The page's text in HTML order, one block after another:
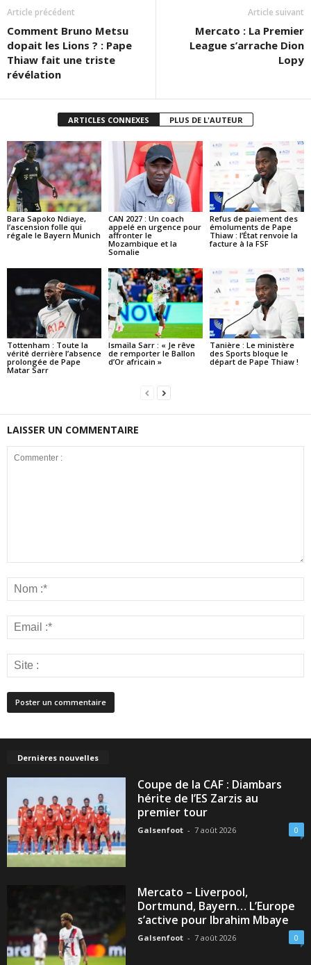
Article précédent
Comment Bruno Metsu
dopait les Lions ? : Pape
Thiaw fait une triste
révélation
Article suivant
Mercato : La Premier
League s’arrache Dion
Lopy
ARTICLES CONNEXES PLUS DE L'AUTEUR
Bara Sapoko Ndiaye,
l’ascension folle qui
régale le Bayern Munich
CAN 2027 : Un coach
appelé en urgence pour
affronter le
Mozambique et la
Somalie
Refus de paiement des
émoluments de Pape
Thiaw : l’État renvoie la
facture à la FSF
Tottenham : Toute la
vérité derrière l’absence
prolongée de Pape
Matar Sarr
Ismaïla Sarr : « Je rêve
de remporter le Ballon
d’Or africain »
Tanière : Le ministère
des Sports bloque le
départ de Pape Thiaw !
LAISSER UN COMMENTAIRE
Dernières nouvelles
Coupe de la CAF : Diambars
hérite de l’ES Zarzis au
premier tour
Galsenfoot - 7 août 2026 0
Mercato – Liverpool,
Dortmund, Bayern… L’Europe
s’active pour Ibrahim Mbaye
Galsenfoot - 7 août 2026 0